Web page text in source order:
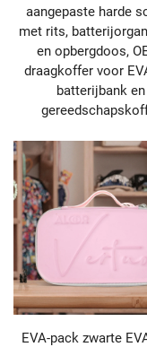
aangepaste harde
met rits,
en opbergdoos,
draagkoffer voor
batterijbank en
EVA-pack zwarte